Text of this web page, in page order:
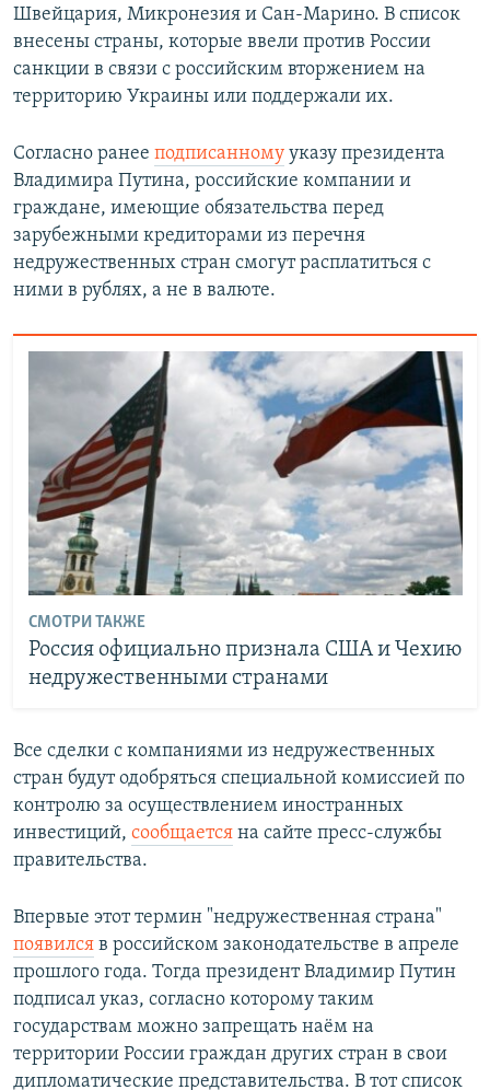
Швейцария, Микронезия и Сан-Марино. В список
внесены страны, которые ввели против России
санкции в связи с российским вторжением на
территорию Украины или поддержали их.
Согласно ранее подписанному указу президента
Владимира Путина, российские компании и
граждане, имеющие обязательства перед
зарубежными кредиторами из перечня
недружественных стран смогут расплатиться с
ними в рублях, а не в валюте.
СМОТРИ ТАКЖЕ
Россия официально признала США и Чехию
недружественными странами
Все сделки с компаниями из недружественных
стран будут одобряться специальной комиссией по
контролю за осуществлением иностранных
инвестиций, сообщается на сайте пресс-службы
правительства.
Впервые этот термин "недружественная страна"
появился в российском законодательстве в апреле
прошлого года. Тогда президент Владимир Путин
подписал указ, согласно которому таким
государствам можно запрещать наём на
территории России граждан других стран в свои
дипломатические представительства. В тот список